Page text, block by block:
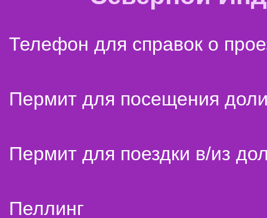
Телефон для справок о
Пермит для посещения
Пермит для поездки в/из
Пеллинг